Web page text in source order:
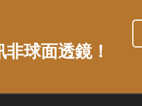
球面透鏡！